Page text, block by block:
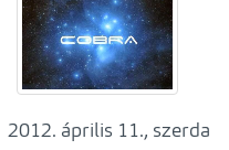
április 11., szerda